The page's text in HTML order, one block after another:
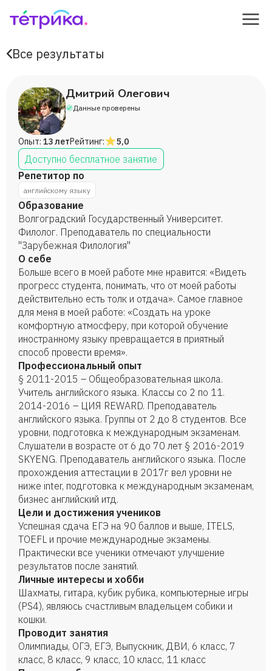
Все результаты
Дмитрий Олегович
Данные проверены
Опыт: 13 летРейтинг: 5,0
Доступно бесплатное занятие
Репетитор по
английскому языку
Образование
Волгоградский Государственный Университет.
Филолог. Преподаватель по специальности
"Зарубежная Филология"
О себе
Больше всего в моей работе мне нравится: «Видеть
прогресс студента, понимать, что от моей работы
действительно есть толк и отдача». Самое главное
для меня в моей работе: «Создать на уроке
комфортную атмосферу, при которой обучение
иностранному языку превращается в приятный
способ провести время».
Профессиональный опыт
§ 2011-2015 – Общеобразовательная школа.
Учитель английского языка. Классы со 2 по 11.
2014-2016 – ЦИЯ REWARD. Преподаватель
английского языка. Группы от 2 до 8 студентов. Все
уровни, подготовка к международным экзаменам.
Слушатели в возрасте от 6 до 70 лет § 2016-2019
SKYENG. Преподаватель английского языка. После
прохождения аттестации в 2017г вел уровни не
ниже inter, подготовка к международным экзаменам,
бизнес английский итд.
Цели и достижения учеников
Успешная сдача ЕГЭ на 90 баллов и выше, ITELS,
TOEFL и прочие международные экзамены.
Практически все ученики отмечают улучшение
результатов после занятий.
Личные интересы и хобби
Шахматы, гитара, кубик рубика, компьютерные игры
(PS4), являюсь счастливым владельцем собики и
кошки.
Проводит занятия
Олимпиады, ОГЭ, ЕГЭ, Выпускник, ДВИ, 6 класс, 7
класс, 8 класс, 9 класс, 10 класс, 11 класс